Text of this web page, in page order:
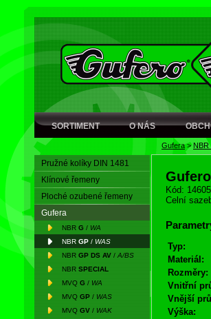
SORTIMENT O NÁS
Gufera> NBR
Pružné kolíky DIN 1481
Klínové řemeny
Ploché ozubené řemeny
Gufera
NBR G / WA
NBR GP / WAS
NBR GP DS AV / A/BS
NBR SPECIAL
MVQ G / WA
MVQ GP / WAS
MVQ GV / WAK
Gufero
Kód:
Celní
Typ:
Materiál:
Rozměry:
Vnitřní
Vnější
Výška: